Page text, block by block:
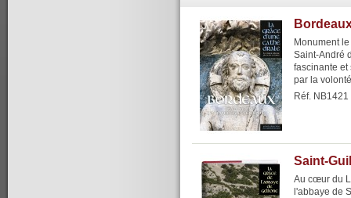
Monument
Saint-André
fascinante et
par la
Réf. NB1421
Saint-
Au cœur du
l'abbaye de